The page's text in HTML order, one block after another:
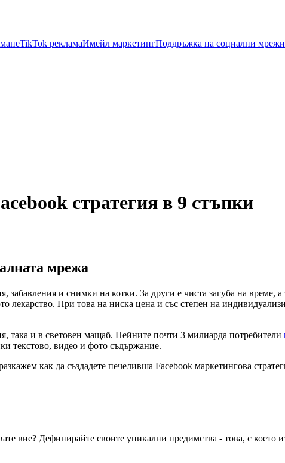
TikTok рекламaИмейл маркетингПоддръжка на социални мрежи
стратегия в 9 стъпки
мрежа
и снимки на котки. За други е чиста загуба на време,
лекарство. При това на ниска цена и със степен на
така и в световен мащаб. Нейните почти 3 милиарда потребители
текстово, видео и фото съдържание.
как да създадете печеливша Facebook маркетингова
вие? Дефинирайте своите уникални предимства - това, с